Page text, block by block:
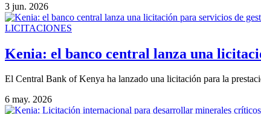
3 jun. 2026
LICITACIONES
Kenia: el banco central lanza una
El Central Bank of Kenya ha lanzado una licitación para la
6 may. 2026